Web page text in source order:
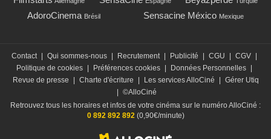
AdoroCinema Brésil Sensacine México Mexique
Contact | Qui sommes-nous | Recrutement | Publicité | CGU | CGV |
Politique de cookies | Préférences cookies | Données Personnelles |
Revue de presse
| Charte d'écriture | Les services AlloCiné | Gérer Utiq
| ©AlloCiné
Retrouvez tous les horaires et infos de votre cinéma sur le numéro AlloCiné :
0 892 892 892 (0,90€/minute)